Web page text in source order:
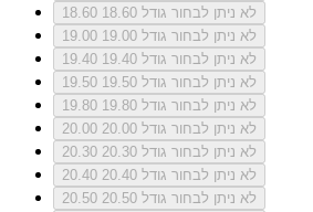
18.60
לא ניתן לבחור גודל 18.60
19.00
לא ניתן לבחור גודל 19.00
19.40
לא ניתן לבחור גודל 19.40
19.50
לא ניתן לבחור גודל 19.50
19.80
לא ניתן לבחור גודל 19.80
20.00
לא ניתן לבחור גודל 20.00
20.30
לא ניתן לבחור גודל 20.30
20.40
לא ניתן לבחור גודל 20.40
20.50
לא ניתן לבחור גודל 20.50